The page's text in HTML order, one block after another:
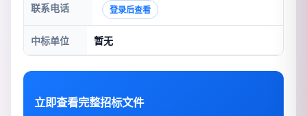
联系电话 登录后查看
中标单位 暂无
立即查看完整招标文件